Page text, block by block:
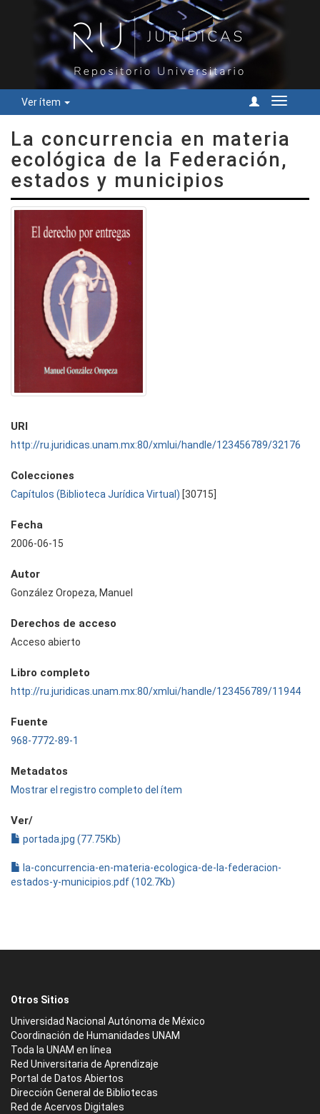
Ver ítem
Cambiar
La concurrencia en materia
ecológica de la Federación,
estados y municipios
URI
http://ru.juridicas.unam.mx:80/xmlui/handle/123456789/32176
Colecciones
Capítulos (Biblioteca Jurídica Virtual) [30715]
Fecha
2006-06-15
Autor
González Oropeza, Manuel
Derechos de acceso
Acceso abierto
Libro completo
http://ru.juridicas.unam.mx:80/xmlui/handle/123456789/11944
Fuente
968-7772-89-1
Metadatos
Mostrar el registro completo del ítem
Ver/
portada.jpg (77.75Kb)
la-concurrencia-en-materia-ecologica-de-la-federacion-
estados-y-municipios.pdf (102.7Kb)
Otros Sitios
Universidad Nacional Autónoma de México
Coordinación de Humanidades UNAM
Toda la UNAM en línea
Red Universitaria de Aprendizaje
Portal de Datos Abiertos
Dirección General de Bibliotecas
Red de Acervos Digitales